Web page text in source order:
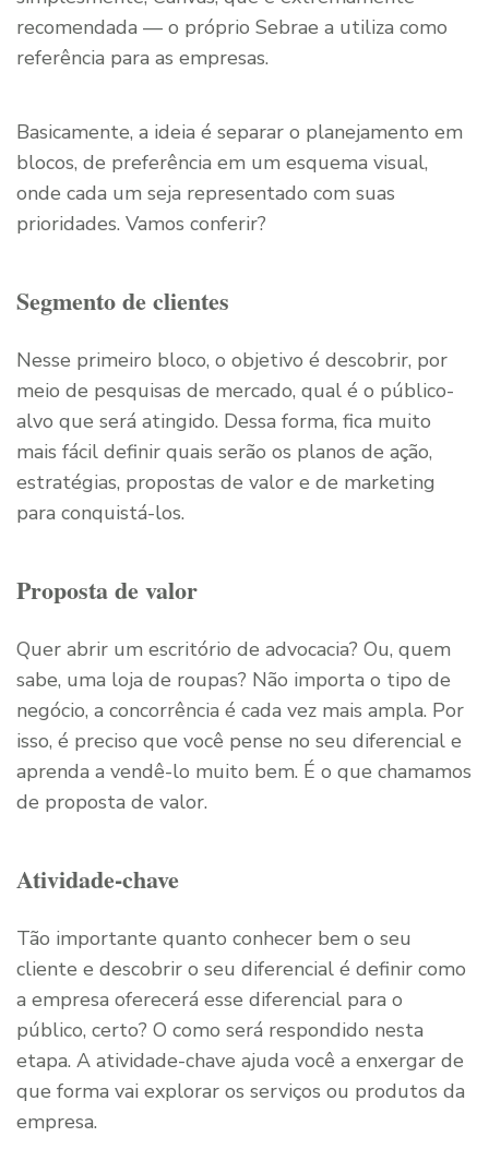
recomendada — o próprio Sebrae a utiliza como
referência para as empresas.
Basicamente, a ideia é separar o planejamento em
blocos, de preferência em um esquema visual,
onde cada um seja representado com suas
prioridades. Vamos conferir?
Segmento de clientes
Nesse primeiro bloco, o objetivo é descobrir, por
meio de pesquisas de mercado, qual é o público-
alvo que será atingido. Dessa forma, fica muito
mais fácil definir quais serão os planos de ação,
estratégias, propostas de valor e de marketing
para conquistá-los.
Proposta de valor
Quer abrir um escritório de advocacia? Ou, quem
sabe, uma loja de roupas? Não importa o tipo de
negócio, a concorrência é cada vez mais ampla. Por
isso, é preciso que você pense no seu diferencial e
aprenda a vendê-lo muito bem. É o que chamamos
de proposta de valor.
Atividade-chave
Tão importante quanto conhecer bem o seu
cliente e descobrir o seu diferencial é definir como
a empresa oferecerá esse diferencial para o
público, certo? O como será respondido nesta
etapa. A atividade-chave ajuda você a enxergar de
que forma vai explorar os serviços ou produtos da
empresa.